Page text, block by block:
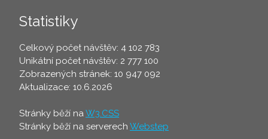
Statistiky
Celkový počet návštěv: 4 102 783
Unikátní počet návštěv: 2 777 100
Zobrazených stránek: 10 947 092
Aktualizace: 10.6.2026
Stránky běží naW3.CSS
Stránky běží na serverech Webstep